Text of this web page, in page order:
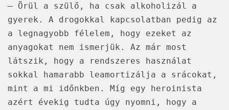
– Örül a szülő, ha csak alkoholizál a
gyerek. A drogokkal kapcsolatban pedig az
a legnagyobb félelem, hogy ezeket az
anyagokat nem ismerjük. Az már most
látszik, hogy a rendszeres használat
sokkal hamarabb leamortizálja a srácokat,
mint a mi időnkben. Míg egy heroinista
azért évekig tudta úgy nyomni, hogy a